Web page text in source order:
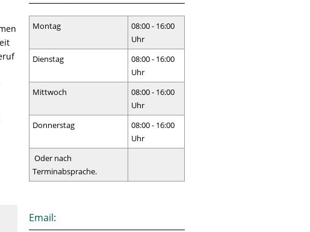
Montag
08:00 - 16:00
Uhr
Dienstag
08:00 - 16:00
Uhr
Mittwoch
08:00 - 16:00
Uhr
Donnerstag
08:00 - 16:00
Uhr
Oder nach
Terminabsprache.
Email: